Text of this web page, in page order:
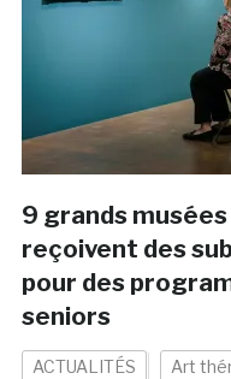
9 grands
reçoivent des
pour des
seniors
ACTUALITÉS Art